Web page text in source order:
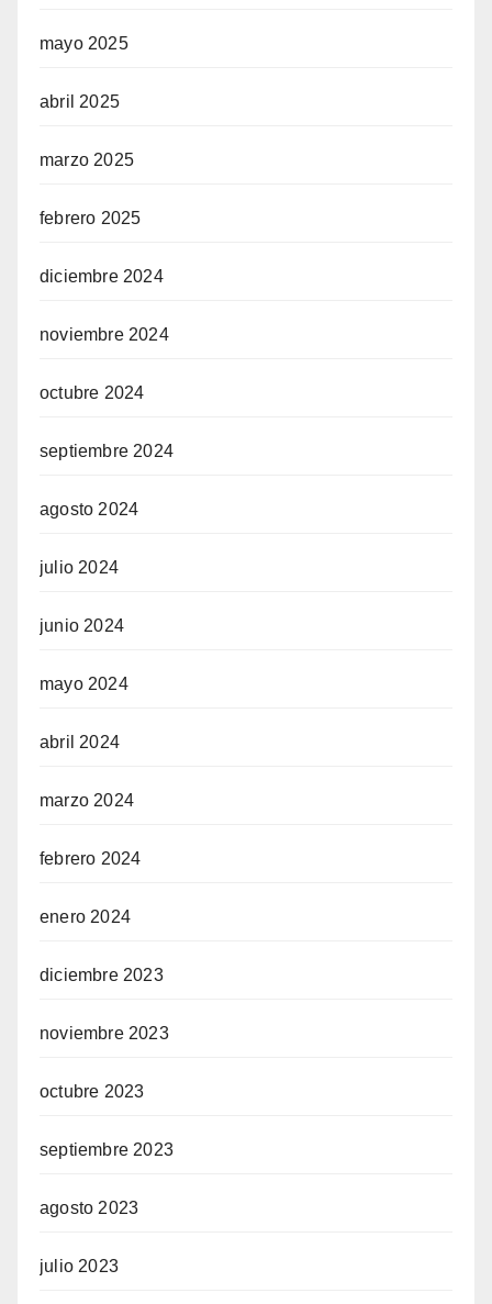
mayo 2025
abril 2025
marzo 2025
febrero 2025
diciembre 2024
noviembre 2024
octubre 2024
septiembre 2024
agosto 2024
julio 2024
junio 2024
mayo 2024
abril 2024
marzo 2024
febrero 2024
enero 2024
diciembre 2023
noviembre 2023
octubre 2023
septiembre 2023
agosto 2023
julio 2023